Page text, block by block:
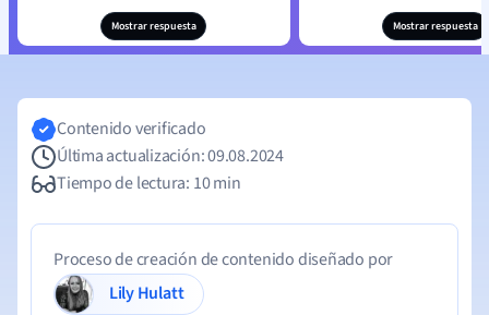
Mostrar respuesta Mostrar respuesta
Contenido verificado
Última actualización: 09.08.2024
Tiempo de lectura: 10 min
Proceso de creación de contenido diseñado por
Lily Hulatt